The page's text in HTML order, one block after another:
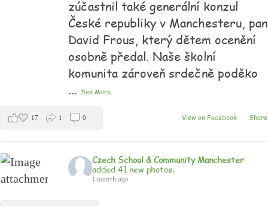
zúčastnil také generální konzul
České republiky v Manchesteru, pan
David Frous, který dětem ocenění
osobně předal. Naše školní
komunita zároveň srdečně poděko
... See More
View on Facebook · Share
17 1 0
Czech School & Community Manchester
added 41 new photos.
1 month ago